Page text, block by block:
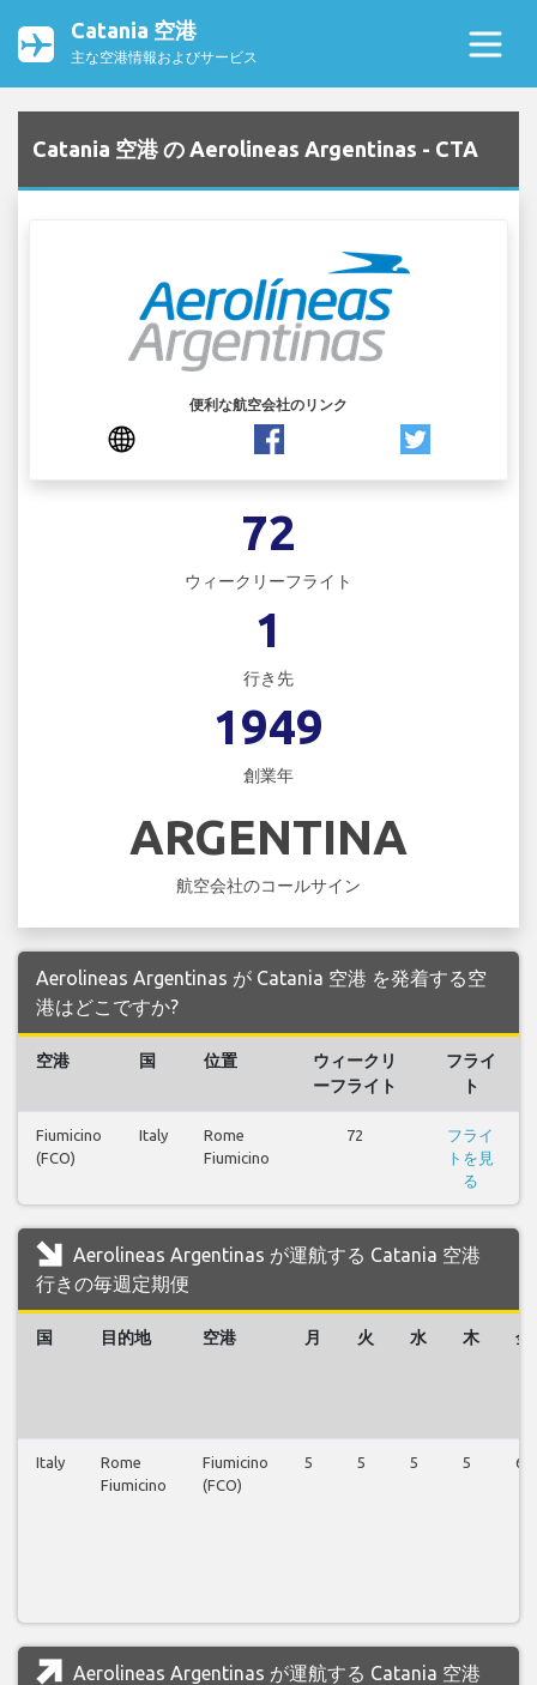
Catania 空港
主な空港情報およびサービス
Catania 空港 の Aerolineas Argentinas - CTA
便利な航空会社のリンク
72
ウィークリーフライト
1
行き先
1949
創業年
ARGENTINA
航空会社のコールサイン
Aerolineas Argentinas が Catania 空港 を発着する空
港はどこですか?
空港 国 位置
ウィークリ
ーフライト
フライ
ト
Fiumicino
(FCO)
Italy
Rome
Fiumicino
72
フライ
トを見
る
Aerolineas Argentinas が運航する Catania 空港
行きの毎週定期便
国 目的地 空港 月 火 水 木 金
Italy
Rome
Fiumicino
Fiumicino
(FCO)
5 5 5 5 6
Aerolineas Argentinas が運航する Catania 空港